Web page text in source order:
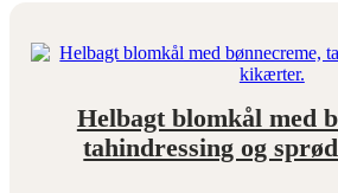
Helbagt blomkål med
tahindressing og